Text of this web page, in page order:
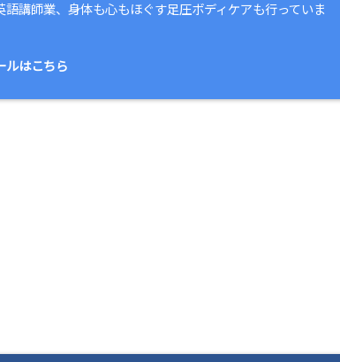
語講師業、身体も心もほぐす足圧ボディケアも行っていま
ルはこちら